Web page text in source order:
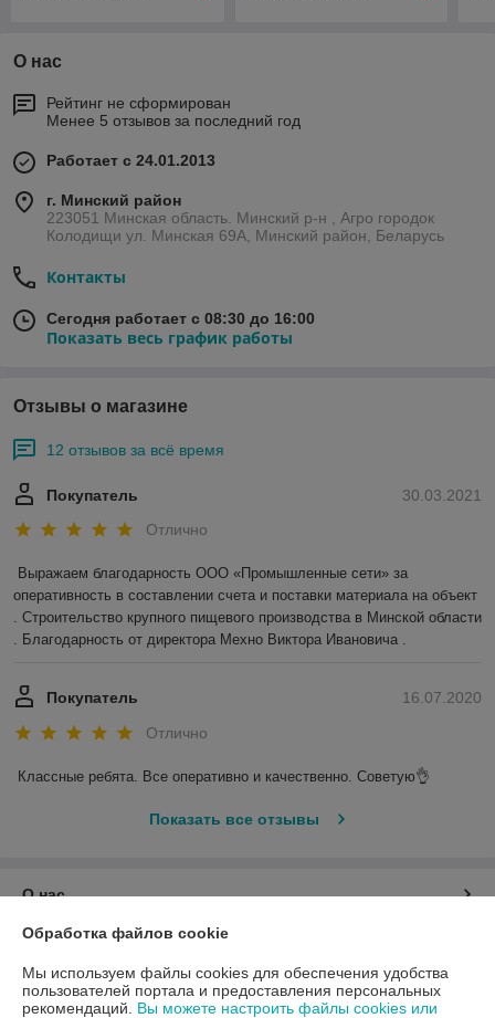
О нас
Рейтинг не сформирован
Менее 5 отзывов за последний год
Работает с 24.01.2013
г. Минский район
223051 Минская область. Минский р-н , Агро городок
Колодищи ул. Минская 69А, Минский район, Беларусь
Контакты
Сегодня работает с 08:30 до 16:00
Показать весь график работы
Отзывы о магазине
12 отзывов за всё время
30.03.2021
Покупатель
Отлично
Выражаем благодарность ООО «Промышленные сети» за
оперативность в составлении счета и поставки материала на объект
. Строительство крупного пищевого производства в Минской области
. Благодарность от директора Мехно Виктора Ивановича .
16.07.2020
Покупатель
Отлично
Классные ребята. Все оперативно и качественно. Советую👌
Показать все отзывы
О нас
Контакты
Доставка и оплата
Обработка файлов cookie
Мы используем файлы cookies для обеспечения удобства
пользователей портала и предоставления персональных
рекомендаций. Вы можете настроить файлы cookies или